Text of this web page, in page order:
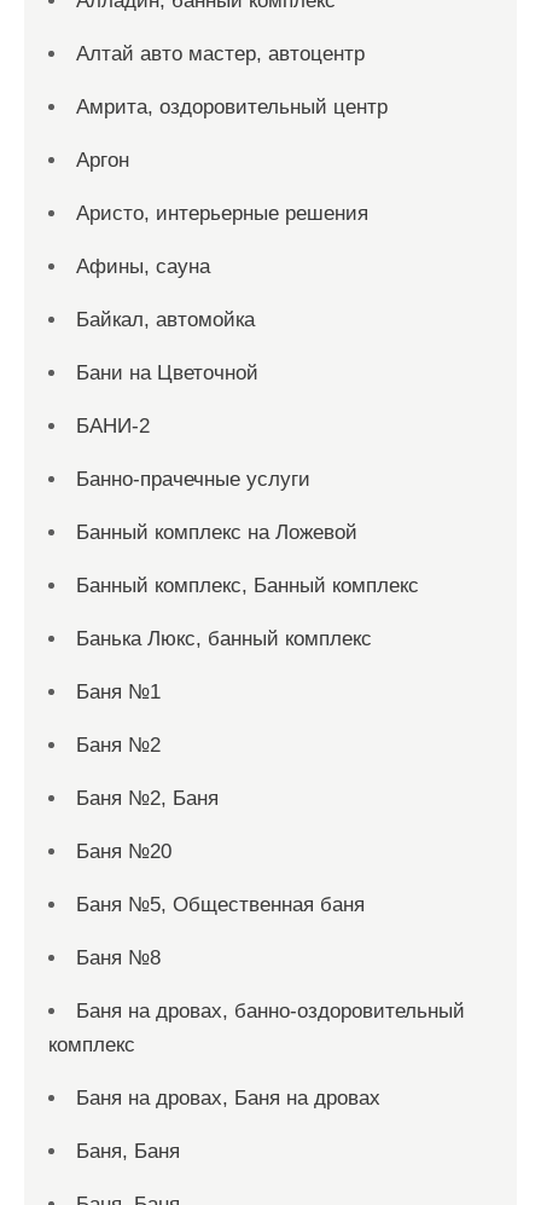
Алтай авто мастер, автоцентр
Амрита, оздоровительный центр
Аргон
Аристо, интерьерные решения
Афины, сауна
Байкал, автомойка
Бани на Цветочной
БАНИ-2
Банно-прачечные услуги
Банный комплекс на Ложевой
Банный комплекс, Банный комплекс
Банька Люкс, банный комплекс
Баня №1
Баня №2
Баня №2, Баня
Баня №20
Баня №5, Общественная баня
Баня №8
Баня на дровах, банно-оздоровительный
комплекс
Баня на дровах, Баня на дровах
Баня, Баня